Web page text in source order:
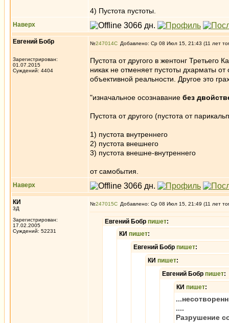
4) Пустота пустоты.
Наверх
Евгений Бобр
Зарегистрирован:
01.07.2015
Суждений: 4404
№247014 Добавлено: Ср 08 Июл 15, 21:43 (11 лет
Пустота от другого в жентонг
никак не отменяет пустоты дхарматы
объективной реальности. Другое это
"изначальное осознавание без
Пустота от другого (пустота от
1) пустота внутреннего
2) пустота внешнего
3) пустота внешне-внутреннего
от самобытия.
Наверх
КИ
3Д
Зарегистрирован:
17.02.2005
Суждений: 52231
№247015 Добавлено: Ср 08 Июл 15, 21:49 (11 лет
Евгений Бобр пишет:
КИ пишет:
Евгений Бобр пишет:
КИ пишет:
Евгений Бобр пишет:
КИ пишет:
....
Разрушение